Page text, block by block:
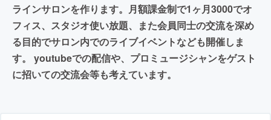
ラインサロンを作ります。月額課金制で1ヶ月3000でオ
フィス、スタジオ使い放題、また会員同士の交流を深め
る目的でサロン内でのライブイベントなども開催しま
す。 youtubeでの配信や、プロミュージシャンをゲスト
に招いての交流会等も考えています。